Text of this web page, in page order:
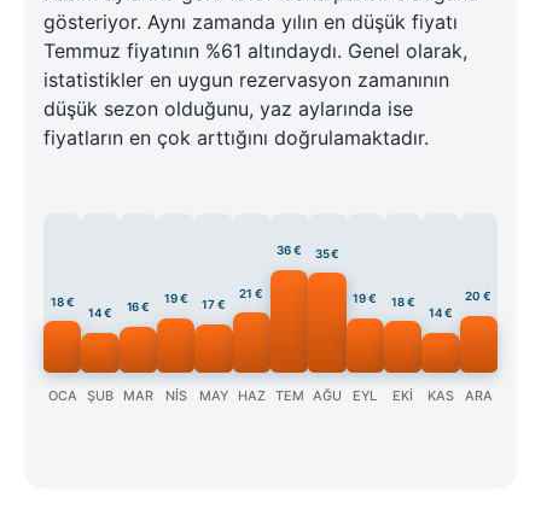
gösteriyor. Aynı zamanda yılın en düşük fiyatı
Temmuz fiyatının %61 altındaydı. Genel olarak,
istatistikler en uygun rezervasyon zamanının
düşük sezon olduğunu, yaz aylarında ise
fiyatların en çok arttığını doğrulamaktadır.
18 €
OCA
14 €
ŞUB
16 €
MAR
19 €
NİS
17 €
MAY
21 €
HAZ
36 €
TEM
35 €
AĞU
19 €
EYL
18 €
EKİ
14 €
KAS
20 €
ARA